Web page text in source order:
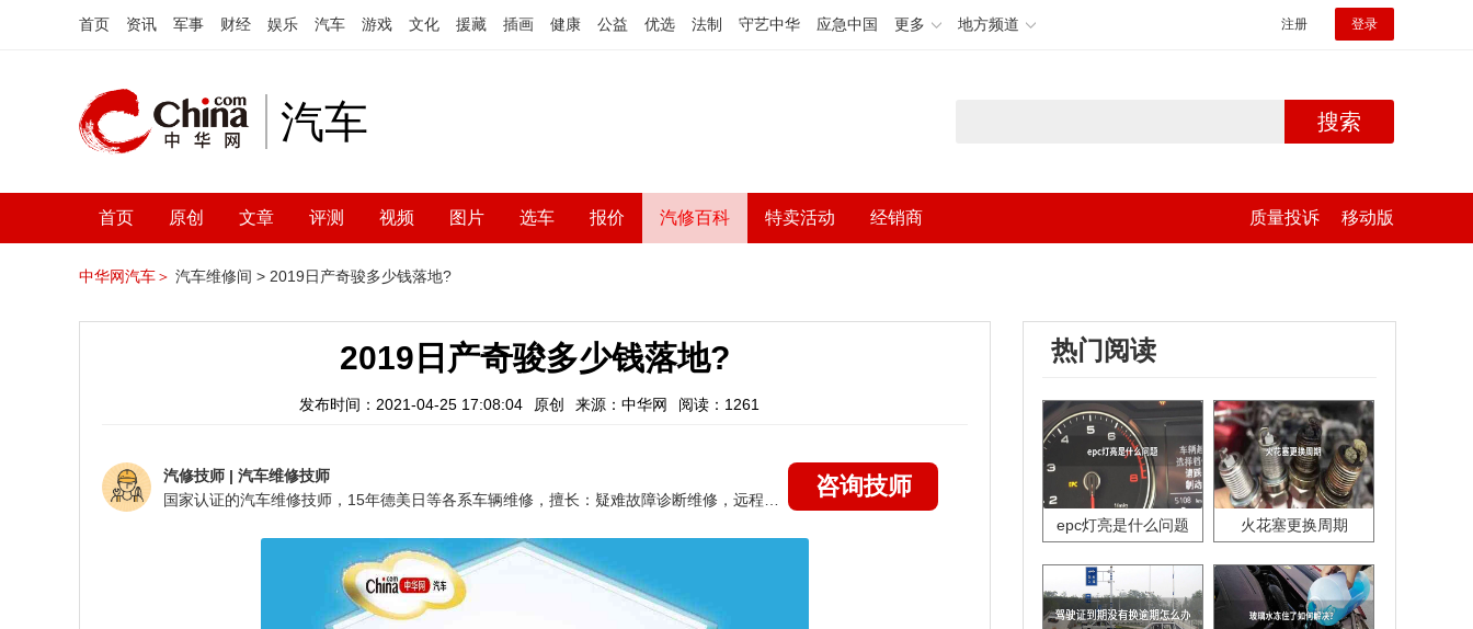
首页 资讯 军事 财经 娱乐 汽车 游戏 文化 援藏 插画 健康 公益 优选 法制 守艺中华 应急中国 更多 地方频道 注册 登录
汽车 搜索
首页 原创 文章 评测 视频 图片 选车 报价 汽修百科 特卖活动 经销商 质量投诉 移动版
中华网汽车＞ 汽车维修间 > 2019日产奇骏多少钱落地?
2019日产奇骏多少钱落地?
发布时间：2021-04-25 17:08:04 原创 来源：中华网 阅读：1261
汽修技师 | 汽车维修技师
咨询技师
热门阅读
epc灯亮是什么问题 火花塞更换周期